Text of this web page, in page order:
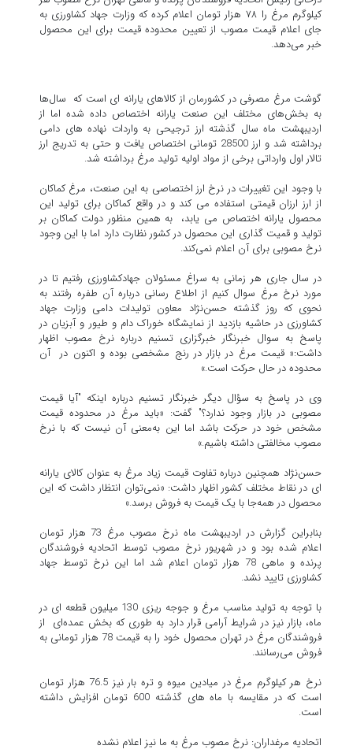
کیلوگرم مرغ را ۷۸ هزار تومان اعلام کرده که وزارت جهاد کشاورزی به
جای اعلام قیمت مصوب از تعیین محدوده قیمت برای این محصول
خبر می‌دهد.
گوشت مرغ مصرفی در کشورمان از کالاهای یارانه ای است که سال‌ها
به بخش‌های مختلف این صنعت یارانه اختصاص داده شده اما از
اردیبهشت ماه سال گذشته ارز ترجیحی به واردات نهاده های دامی
برداشته شد و ارز 28500 تومانی اختصاص یافت و حتی به تدریج ارز
تالار اول وارداتی برخی از مواد اولیه تولید مرغ برداشته شد.
با وجود این تغییرات در نرخ ارز اختصاصی به این صنعت، مرغ کماکان
از ارز ارزان قیمتی استفاده می کند و در واقع کماکان برای تولید این
محصول یارانه اختصاص می یابد، به همین منظور دولت کماکان بر
تولید و قمیت گذاری این محصول در کشور نظارت دارد اما با این وجود
نرخ مصوبی برای آن اعلام نمی‌کند.
در سال جاری هر زمانی به سراغ مسئولان جهادکشاورزی رفتیم تا در
مورد نرخ مرغ سوال کنیم از اطلاع رسانی درباره آن طفره رفتند به
نحوی که روز گذشته حسن‌نژاد معاون تولیدات دامی وزارت جهاد
کشاورزی در حاشیه بازدید از نمایشگاه خوراک دام و طیور و آبزیان در
پاسخ به سوال خبرنگار خبرگزاری تسنیم درباره نرخ مصوب اظهار
داشت:« قیمت مرغ در بازار در رنج مشخصی بوده و اکنون در آن
محدوده در حال حرکت است.»
وی در پاسخ به سؤال دیگر خبرنگار تسنیم درباره اینکه "آیا قیمت
مصوبی در بازار وجود ندارد؟" گفت: «باید مرغ در محدوده قیمت
مشخص خود در حرکت باشد اما این به‌معنی آن نیست که با نرخ
مصوب مخالفتی داشته باشیم.»
حسن‌نژاد همچنین درباره تفاوت قیمت زیاد مرغ به عنوان کالای یارانه
ای در نقاط مختلف کشور اظهار داشت: «نمی‌توان انتظار داشت که این
محصول در همه‌جا با یک قیمت به فروش برسد.»
بنابراین گزارش در اردیبهشت ماه نرخ مصوب مرغ 73 هزار تومان
اعلام شده بود و در شهریور نرخ مصوب توسط اتحادیه فروشندگان
پرنده و ماهی 78 هزار تومان اعلام شد اما این نرخ توسط جهاد
کشاورزی تایید نشد.
با توجه به تولید مناسب مرغ و جوجه ریزی 130 میلیون قطعه ای در
ماه، بازار نیز در شرایط آرامی قرار دارد به طوری که بخش عمده‌ای از
فروشندگان مرغ در تهران محصول خود را به قیمت 78 هزار تومانی به
فروش می‌رسانند.
نرخ هر کیلوگرم مرغ در میادین میوه و تره بار نیز 76.5 هزار تومان
است که در مقایسه با ماه های گذشته 600 تومان افزایش داشته
است.
اتحادیه مرغداران: نرخ مصوب مرغ به ما نیز اعلام نشده